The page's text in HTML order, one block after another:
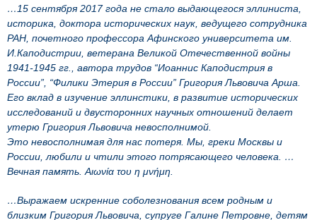
…15 сентября 2017 года не стало выдающегося эллиниста,
историка, доктора исторических наук, ведущего сотрудника
РАН, почетного профессора Афинского университета им.
И.Каподистрии, ветерана Великой Отечественной войны
1941-1945 гг., автора трудов “Иоаннис Каподистрия в
России”, “Филики Этерия в России” Григория Львовича Арша.
Его вклад в изучение эллинстики, в развитие исторических
исследований и двусторонних научных отношений делает
утерю Григория Львовича невосполнимой.
Это невосполнимая для нас потеря. Мы, греки Москвы и
России, любили и чтили этого потрясающего человека. …
Вечная память. Αιωνία του η μνήμη.
…Выражаем искренние соболезнования всем родным и
близким Григория Львовича, супруге Галине Петровне, детям